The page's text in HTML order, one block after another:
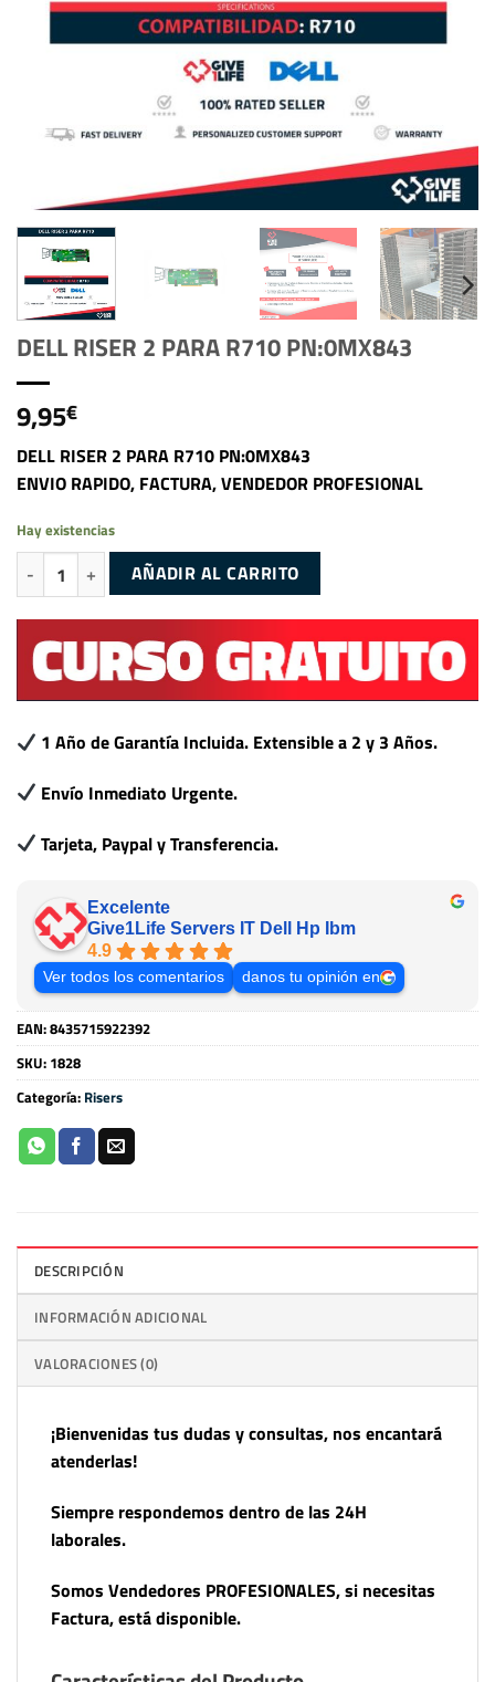
DELL RISER 2 PARA R710 PN:0MX843
9,95€
DELL RISER 2 PARA R710 PN:0MX843
ENVIO RAPIDO, FACTURA, VENDEDOR PROFESIONAL
Hay existencias
DELL RISER 2 PARA R710 PN:0MX843 cantidad
AÑADIR AL CARRITO
1 Año de Garantía Incluida. Extensible a 2 y 3 Años.
Envío Inmediato Urgente.
Tarjeta, Paypal y Transferencia.
Excelente
Give1Life Servers IT Dell Hp Ibm
4.9
Ver todos los comentarios danos tu opinión en
EAN:8435715922392
SKU: 1828
Categoría: Risers
DESCRIPCIÓN
INFORMACIÓN ADICIONAL
VALORACIONES (0)
¡Bienvenidas tus dudas y consultas, nos encantará
atenderlas!
Siempre respondemos dentro de las 24H
laborales.
Somos Vendedores PROFESIONALES, si necesitas
Factura, está disponible.